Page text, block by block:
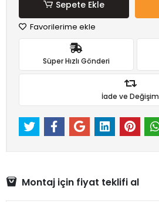
Sepete Ekle
Favorilerime ekle
Süper Hızlı Gönderi
İade ve Değişim
Montaj için fiyat teklifi al